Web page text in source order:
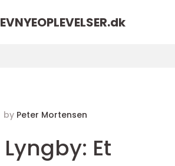
dk
by Peter Mortensen
Et